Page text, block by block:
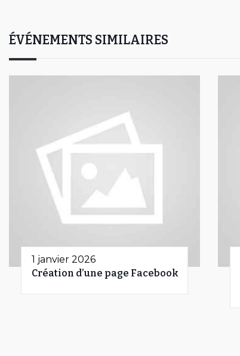
ÉVÉNEMENTS SIMILAIRES
1 janvier 2026
Création d’une page Facebook